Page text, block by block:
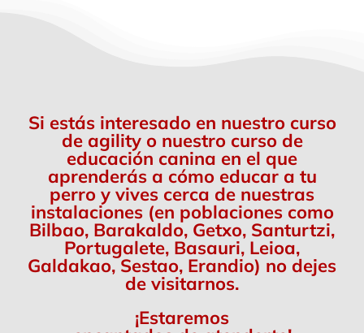
Si estás interesado en nuestro curso
de agility o nuestro curso de
educación canina en el que
aprenderás a cómo educar a tu
perro y vives cerca de nuestras
instalaciones (en poblaciones como
Bilbao, Barakaldo, Getxo, Santurtzi,
Portugalete, Basauri, Leioa,
Galdakao, Sestao, Erandio) no dejes
de visitarnos.
¡Estaremos